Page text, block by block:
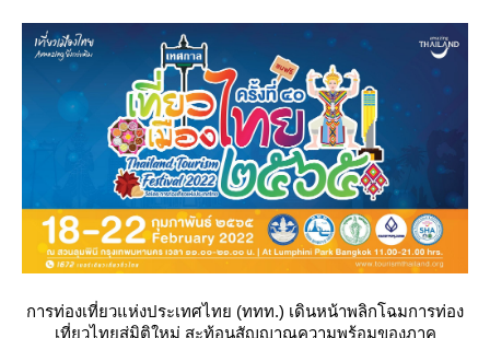
การท่องเที่ยวแห่งประเทศไทย (ททท.) เดินหน้าพลิกโฉมการท่อง
เที่ยวไทยสู่มิติใหม่ สะท้อนสัญญาณความพร้อมของภาค